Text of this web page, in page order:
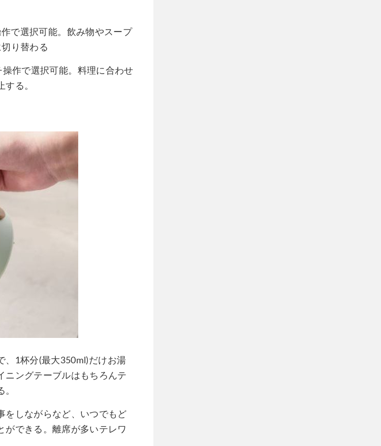
で選択可能。飲み物やスープ
り替わる
作で選択可能。料理に合わせ
る。
、1杯分(最大350ml)だけお湯
ニングテーブルはもちろんテ
をしながらなど、いつでもど
ができる。離席が多いテレワ